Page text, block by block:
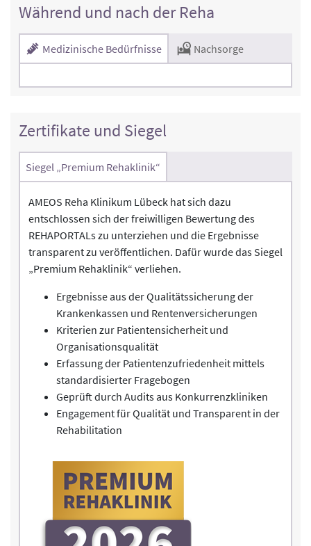
Während und nach der Reha
Medizinische Bedürfnisse Nachsorge
Zertifikate und Siegel
Siegel „Premium Rehaklinik“
AMEOS Reha Klinikum Lübeck hat sich dazu
entschlossen sich der freiwilligen Bewertung des
REHAPORTALs zu unterziehen und die Ergebnisse
transparent zu veröffentlichen. Dafür wurde das Siegel
„Premium Rehaklinik“ verliehen.
Ergebnisse aus der Qualitätssicherung der
Krankenkassen und Rentenversicherungen
Kriterien zur Patientensicherheit und
Organisationsqualität
Erfassung der Patientenzufriedenheit mittels
standardisierter Fragebogen
Geprüft durch Audits aus Konkurrenzkliniken
Engagement für Qualität und Transparent in der
Rehabilitation